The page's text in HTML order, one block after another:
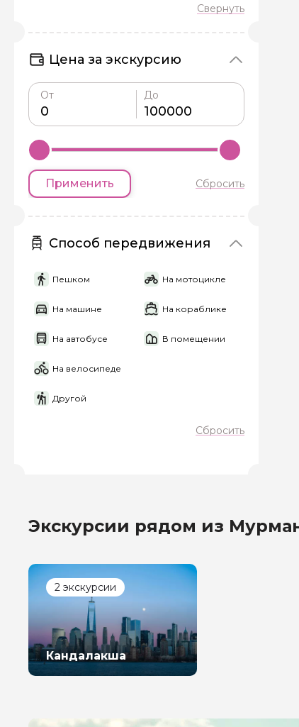
Цена за экскурсию
От До
Применить Сбросить
Способ передвижения
Пешком На мотоцикле
На машине На кораблике
На автобусе В помещении
На велосипеде
Другой
Сбросить
Экскурсии рядом из
2 экскурсии
Кандалакша
Как вас зовут
Если у вас есть
Я даю своё